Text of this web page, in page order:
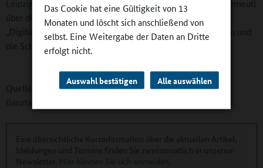
Das Cookie hat eine Gültigkeit von 13
Monaten und löscht sich anschließend von
selbst. Eine Weitergabe der Daten an Dritte
erfolgt nicht.
Auswahl bestätigen Alle auswählen
Leipzig
(erstmals) und das Gymnasium Dresden-Bühlau
(erneut)
über die Auszeichnung „MINT-freundliche Schule“ freuen.
„Digitale Schule“ wurden das
Lessing-Gymnasium Döbeln
und
die Schule 5,
Grundschule der Stadt Leipzig
Quellen: MINT Zukunft schaffen / Benjamin Gesing,
Ganztagsschul-Finder
Hier können Sie sich anmelden